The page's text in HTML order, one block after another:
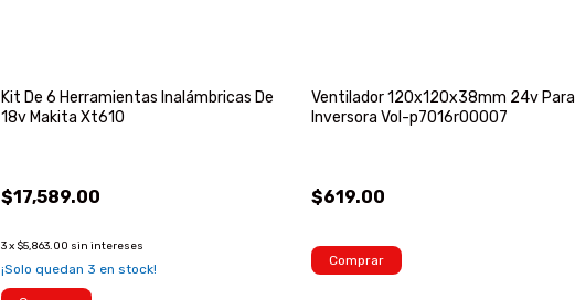
Kit De 6 Herramientas Inalámbricas De
18v Makita Xt610
$17,589.00
3x $5,863.00 sin intereses
¡Solo quedan 3 en stock!
Ventilador 120x120x38mm 24v Para
Inversora Vol-p7016r00007
$619.00
Comprar